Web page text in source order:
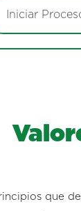
Iniciar
que